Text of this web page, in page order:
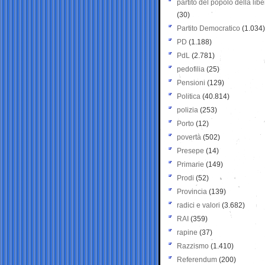
partito del popolo della
(30)
Partito Democratico (1.034)
PD (1.188)
PdL (2.781)
pedofilia (25)
Pensioni (129)
Politica (40.814)
polizia (253)
Porto (12)
povertà (502)
Presepe (14)
Primarie (149)
Prodi (52)
Provincia (139)
radici e valori (3.682)
RAI (359)
rapine (37)
Razzismo (1.410)
Referendum (200)